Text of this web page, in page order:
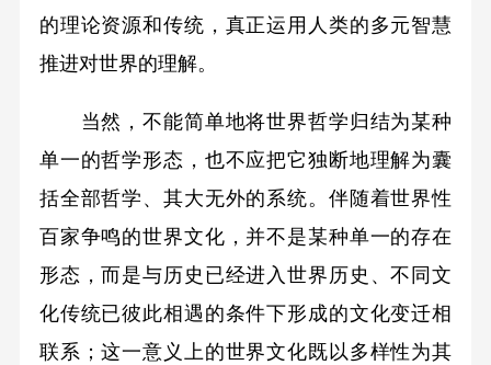
的理论资源和传统，真正运用人类的多元智慧
推进对世界的理解。
当然，不能简单地将世界哲学归结为某种
单一的哲学形态，也不应把它独断地理解为囊
括全部哲学、其大无外的系统。伴随着世界性
百家争鸣的世界文化，并不是某种单一的存在
形态，而是与历史已经进入世界历史、不同文
化传统已彼此相遇的条件下形成的文化变迁相
联系；这一意义上的世界文化既以多样性为其